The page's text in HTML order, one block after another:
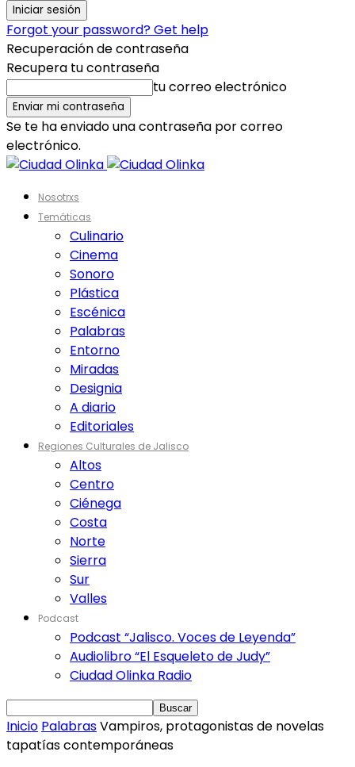
Forgot your password? Get help
Recuperación de contraseña
Recupera tu contraseña
tu correo electrónico
Se te ha enviado una contraseña por correo
electrónico.
Nosotrxs
Temáticas
Culinario
Cinema
Sonoro
Plástica
Escénica
Palabras
Entorno
Miradas
Designia
A diario
Editoriales
Regiones Culturales de Jalisco
Altos
Centro
Ciénega
Costa
Norte
Sierra
Sur
Valles
Podcast
Podcast “Jalisco. Voces de Leyenda”
Audiolibro “El Esqueleto de Judy”
Ciudad Olinka Radio
Inicio PalabrasVampiros, protagonistas de novelas
tapatías contemporáneas